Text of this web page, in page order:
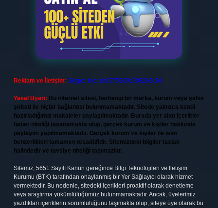
Reklam ve İletişim: Skype: live:.cid.575569c608265c69
Yasal Uyarı: Bu internet sitesi, herhangi bir marka, kurum veya şahıs
şirketi ile hiçbir bağlantısı bulunmamaktadır. Sitede yalnızca kendi
hazırladığımız makaleler paylaşılmaktadır. Burada yer alan içerikler
haber niteliği taşımamakta olup, gerçek kurum ve kişiler hakkında
paylaşım yapılmamaktadır. Gerçek kurum ve kişiler ile isim
benzerlikleri tamamen tesadüfidir. Sitemizdeki bilgiler taslak
halindedir ve tavsiye niteliği taşımazlar.
Sitemiz, 5651 Sayılı Kanun gereğince Bilgi Teknolojileri ve İletişim
Kurumu (BTK) tarafından onaylanmış bir Yer Sağlayıcı olarak hizmet
vermektedir. Bu nedenle, sitedeki içerikleri proaktif olarak denetleme
veya araştırma yükümlülüğümüz bulunmamaktadır. Ancak, üyelerimiz
yazdıkları içeriklerin sorumluluğunu taşımakta olup, siteye üye olarak bu